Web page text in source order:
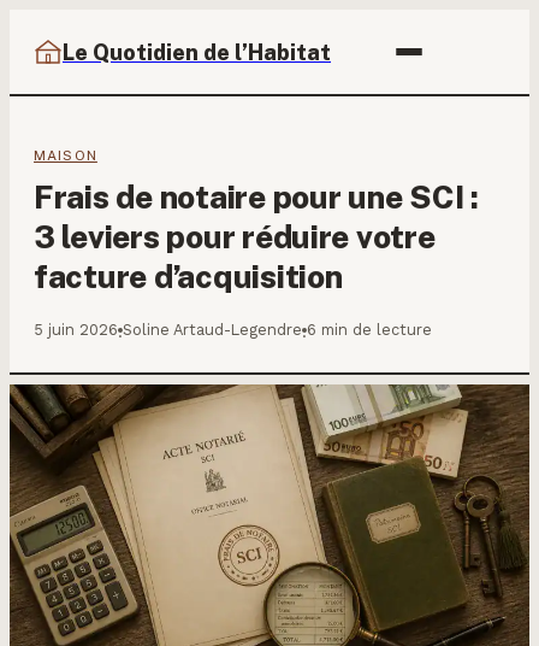
Le Quotidien de l’Habitat
MAISON
Frais de notaire pour une SCI :
3 leviers pour réduire votre
facture d’acquisition
5 juin 2026·Soline Artaud-Legendre·6 min de lecture